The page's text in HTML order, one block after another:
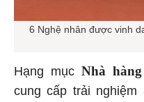
6 Nghệ nhân được vinh
Hạng mụcNhà hàng
cung cấp trải